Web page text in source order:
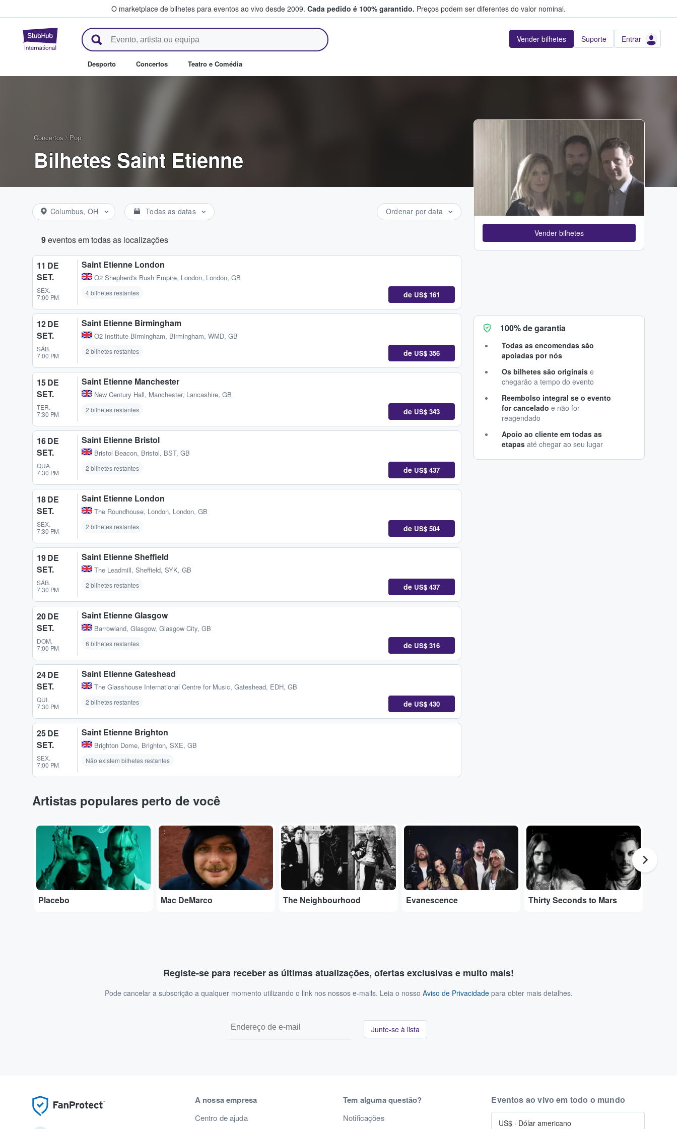
O marketplace de bilhetes para eventos ao vivo desde 2009. Cada pedido é 100% garantido. Preços podem ser diferentes do valor nominal.
StubHub – onde os fãs compram e vendem bilhetes Vender bilhetes Suporte Entrar
Desporto Concertos Teatro e Comédia
Concertos / Pop
Bilhetes Saint Etienne
Columbus, OH Todas as datas Ordenar por data
9eventos em todas as localizações
11 DE
SET.
SEX.
7:00 PM
Saint Etienne London
O2 Shepherd's Bush Empire, London, London, GB
4 bilhetes restantes de US$ 161
12 DE
SET.
SÁB.
7:00 PM
Saint Etienne Birmingham
O2 Institute Birmingham, Birmingham, WMD, GB
2 bilhetes restantes de US$ 356
15 DE
SET.
TER.
7:30 PM
Saint Etienne Manchester
New Century Hall, Manchester, Lancashire, GB
2 bilhetes restantes de US$ 343
16 DE
SET.
QUA.
7:30 PM
Saint Etienne Bristol
Bristol Beacon, Bristol, BST, GB
2 bilhetes restantes de US$ 437
18 DE
SET.
SEX.
7:30 PM
Saint Etienne London
The Roundhouse, London, London, GB
2 bilhetes restantes de US$ 504
19 DE
SET.
SÁB.
7:30 PM
Saint Etienne Sheffield
The Leadmill, Sheffield, SYK, GB
2 bilhetes restantes de US$ 437
20 DE
SET.
DOM.
7:00 PM
Saint Etienne Glasgow
Barrowland, Glasgow, Glasgow City, GB
6 bilhetes restantes de US$ 316
24 DE
SET.
QUI.
7:30 PM
Saint Etienne Gateshead
The Glasshouse International Centre for Music, Gateshead, EDH, GB
2 bilhetes restantes de US$ 430
25 DE
SET.
SEX.
7:00 PM
Saint Etienne Brighton
Brighton Dome, Brighton, SXE, GB
Não existem bilhetes restantes
Vender bilhetes
100% de garantia
Todas as encomendas são
apoiadas por nós
Os bilhetes são originais e
chegarão a tempo do evento
Reembolso integral se o evento
for cancelado e não for
reagendado
Apoio ao cliente em todas as
etapas até chegar ao seu lugar
Artistas populares perto de você
...
Placebo
...
Mac DeMarco
...
The Neighbourhood
...
Evanescence
...
Thirty Seconds to Mars
Registe-se para receber as últimas atualizações, ofertas exclusivas e muito mais!
Pode cancelar a subscrição a qualquer momento utilizando o link nos nossos e-mails. Leia o nosso Aviso de Privacidadepara obter mais detalhes.
Junte-se à lista
A nossa empresa
Centro de ajuda
Tem alguma questão?
Notificações
Eventos ao vivo em todo o mundo
US$ · Dólar americano